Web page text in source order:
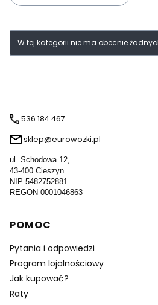
Lista produktów
W tej kategorii nie ma obecnie
536 184 467
sklep@eurowozki.pl
ul. Schodowa 12,
43-400 Cieszyn
NIP 5482752881
REGON 0001046863
Linki w stopce
POMOC
Pytania i odpowiedzi
Program lojalnościowy
Jak kupować?
Raty